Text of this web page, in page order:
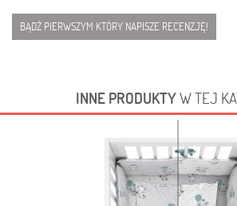
BĄDŹ PIERWSZYM KTÓRY NAPISZE RECENZJĘ!
INNE PRODUKTYW TEJ